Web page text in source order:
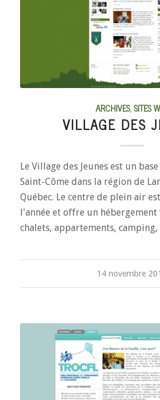
ARCHIVES,SITES
VILLAGE DES
Le Village des Jeunes est un
Saint-Côme dans la région de
Québec. Le centre de plein air
l'année et offre un
chalets, appartements,
14 novembre